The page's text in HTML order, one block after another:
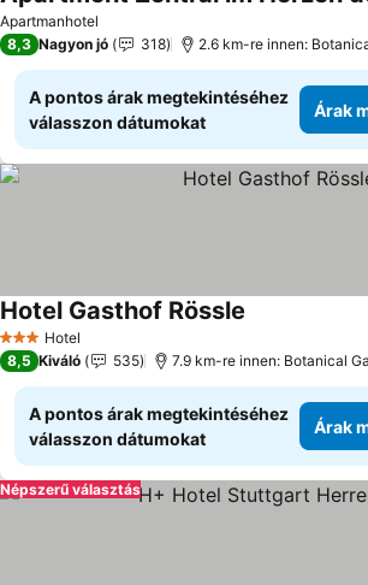
Apartmanhotel
8,3 Nagyon jó 318
A pontos árak megtekintéséhez
válasszon dátumokat
Árak
3 Kategória
Hotel
Hotel Gasthof Rössle
8,5 Kiváló 535
A pontos árak megtekintéséhez
válasszon dátumokat
Árak
Népszerű választás